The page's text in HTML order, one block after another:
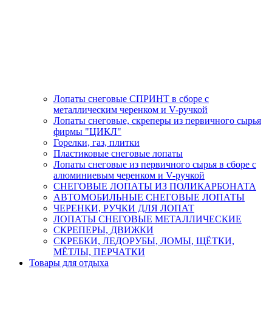
Лопаты снеговые СПРИНТ в сборе с
металлическим черенком и V-ручкой
Лопаты снеговые, скреперы из первичного сырья
фирмы "ЦИКЛ"
Горелки, газ, плитки
Пластиковые снеговые лопаты
Лопаты снеговые из первичного сырья в сборе с
алюминиевым черенком и V-ручкой
СНЕГОВЫЕ ЛОПАТЫ ИЗ ПОЛИКАРБОНАТА
АВТОМОБИЛЬНЫЕ СНЕГОВЫЕ ЛОПАТЫ
ЧЕРЕНКИ, РУЧКИ ДЛЯ ЛОПАТ
ЛОПАТЫ СНЕГОВЫЕ МЕТАЛЛИЧЕСКИЕ
СКРЕПЕРЫ, ДВИЖКИ
СКРЕБКИ, ЛЕДОРУБЫ, ЛОМЫ, ЩЁТКИ,
МЁТЛЫ, ПЕРЧАТКИ
Товары для отдыха